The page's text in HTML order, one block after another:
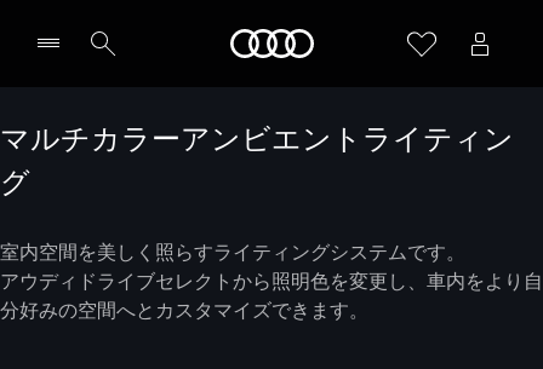
マルチカラーアンビエントライティン
グ
室内空間を美しく照らすライティングシステムです。
アウディドライブセレクトから照明色を変更し、車内をより自
分好みの空間へとカスタマイズできます。